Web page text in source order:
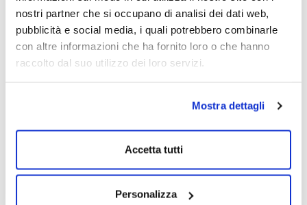
nostri partner che si occupano di analisi dei dati web,
pubblicità e social media, i quali potrebbero combinarle
con altre informazioni che ha fornito loro o che hanno
raccolto dal suo utilizzo dei loro servizi.
Mostra dettagli
Accetta tutti
Personalizza
Scopri di più
FONTANELLATO E
SALSOMAGGIORE TERME:
IL 20 E 21/7 CHIUSURE
AGLI SPORTELLI